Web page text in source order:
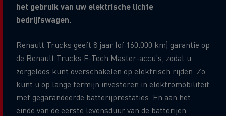
het gebruik van uw elektrische lichte
bedrijfswagen.
Renault Trucks geeft 8 jaar (of 160.000 km) garantie op
de Renault Trucks E-Tech Master-accu's, zodat u
zorgeloos kunt overschakelen op elektrisch rijden. Zo
kunt u op lange termijn investeren in elektromobiliteit
met gegarandeerde batterijprestaties. En aan het
einde van de eerste levensduur van de batterijen